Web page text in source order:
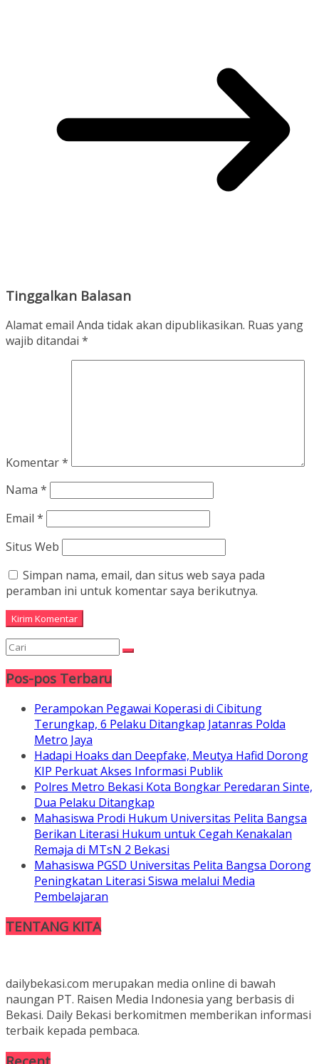
Tinggalkan Balasan
Alamat email Anda tidak akan dipublikasikan. Ruas yang
wajib ditandai *
Komentar*
Nama *
Email *
Situs Web
Simpan nama, email, dan situs web saya pada
peramban ini untuk komentar saya berikutnya.
Pos-pos Terbaru
Perampokan Pegawai Koperasi di Cibitung
Terungkap, 6 Pelaku Ditangkap Jatanras Polda
Metro Jaya
Hadapi Hoaks dan Deepfake, Meutya Hafid Dorong
KIP Perkuat Akses Informasi Publik
Polres Metro Bekasi Kota Bongkar Peredaran Sinte,
Dua Pelaku Ditangkap
Mahasiswa Prodi Hukum Universitas Pelita Bangsa
Berikan Literasi Hukum untuk Cegah Kenakalan
Remaja di MTsN 2 Bekasi
Mahasiswa PGSD Universitas Pelita Bangsa Dorong
Peningkatan Literasi Siswa melalui Media
Pembelajaran
TENTANG KITA
dailybekasi.com merupakan media online di bawah
naungan PT. Raisen Media Indonesia yang berbasis di
Bekasi. Daily Bekasi berkomitmen memberikan informasi
terbaik kepada pembaca.